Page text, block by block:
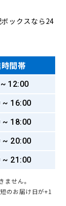
ックスなら24
間帯
12:00
~ 16:00
~ 18:00
~ 20:00
~ 21:00
せん。
のお届け日が+1